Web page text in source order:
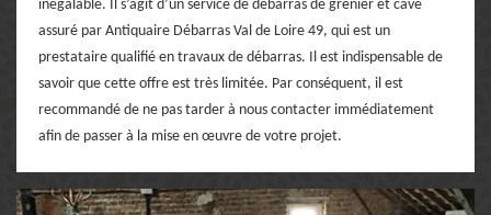
inégalable. Il s’agit d’un service de débarras de grenier et cave
assuré par Antiquaire Débarras Val de Loire 49, qui est un
prestataire qualifié en travaux de débarras. Il est indispensable de
savoir que cette offre est très limitée. Par conséquent, il est
recommandé de ne pas tarder à nous contacter immédiatement
afin de passer à la mise en œuvre de votre projet.